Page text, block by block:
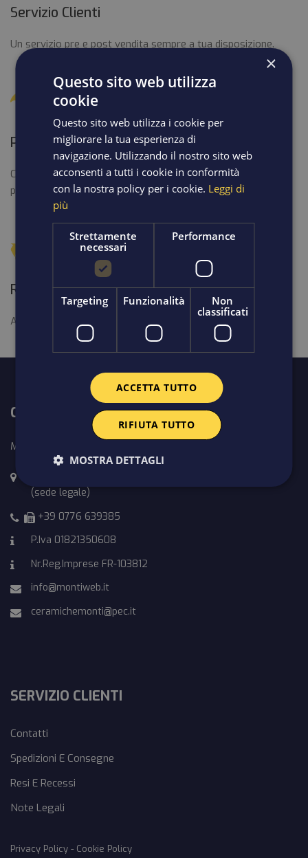
Servizio Clienti
Un servizio pre e post vendita sempre a tua disposizione.
Pagamenti Sicuri
Con Paypal su server sicuro, i tuoi dati saranno sempre
protetti.
Resi Facili
Attraverso il nostro servizio clienti attivo tutti i giorni.
CHI SIAMO
Monti Giovanni & C. snc
(sede legale)
+39 0776 639385
P.Iva 01821350608
Nr.Reg.Imprese FR-103812
info@montiweb.it
ceramichemonti@pec.it
SERVIZIO CLIENTI
Contatti
Spedizioni E Consegne
Resi E Recessi
Note Legali
Privacy Policy - Cookie Policy
×
Questo sito web utilizza
cookie
Questo sito web utilizza i cookie per
migliorare la tua esperienza di
navigazione. Utilizzando il nostro sito web
acconsenti a tutti i cookie in conformità
con la nostra policy per i cookie. Leggi di
più
Strettamente
necessari
Performance
Targeting Funzionalità
Non
classificati
ACCETTA TUTTO
RIFIUTA TUTTO
MOSTRA DETTAGLI